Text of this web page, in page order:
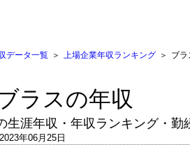
データ一覧 ＞ 上場企業年収ランキング ＞ ブラ
ラスの年収
生涯年収・年収ランキング・勤
2023年06月25日